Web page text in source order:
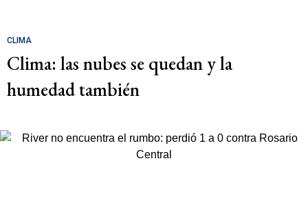
CLIMA
Clima: las nubes se quedan y la
humedad también